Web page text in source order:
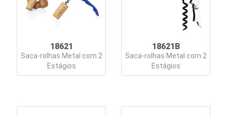
18621
Saca-rolhas Metal com 2
Estágios
18621B
Saca-rolhas Metal com 2
Estágios